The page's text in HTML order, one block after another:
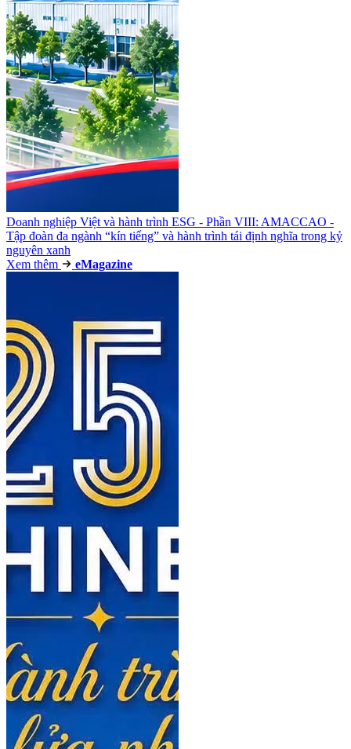
Doanh nghiệp Việt và hành trình ESG - Phần VIII: AMACCAO -
Tập đoàn đa ngành “kín tiếng” và hành trình tái định nghĩa trong kỷ
nguyên xanh
Xem thêm
eMagazine